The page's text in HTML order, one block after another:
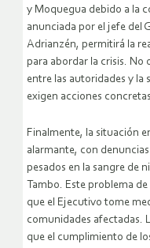
y Moquegua debido a la
anunciada por el jefe del
Adrianzén, permitirá la
para abordar la crisis. No
entre las autoridades y la
exigen acciones
Finalmente, la situación
alarmante, con
pesados en la sangre de
Tambo. Este problema
que el Ejecutivo tome
comunidades afectadas.
que el cumplimiento de